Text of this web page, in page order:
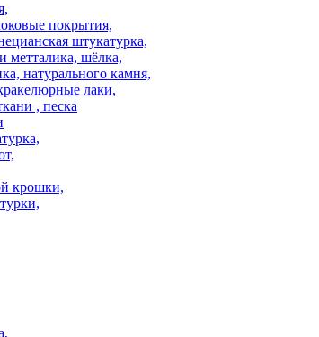
покрытия,
штукатурка,
метталика, шёлка,
натурального камня,
лаки,
, песка
крошки,